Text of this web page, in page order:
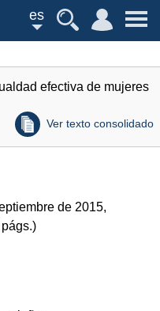
es
efectiva de mujeres
Ver texto consolidado
de 2015,
págs.)